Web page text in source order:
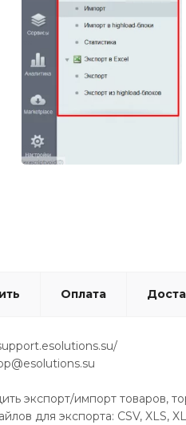
Оплата
экспорт/импорт товаров,
для экспорта: CSV, XLS,